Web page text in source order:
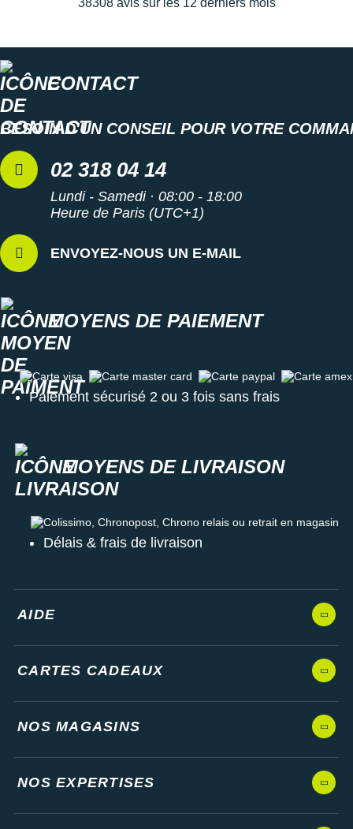
38308 avis sur les 12 derniers mois
CONTACT
BESOIN D'UN CONSEIL POUR VOTRE
02 318 04 14
Lundi - Samedi · 08:00 - 18:00
Heure de Paris (UTC+1)
ENVOYEZ-NOUS UN E-MAIL
MOYENS DE PAIEMENT
Carte visa Carte master card Carte paypal Carte amex
Paiement sécurisé 2 ou 3 fois sans frais
MOYENS DE LIVRAISON
Colissimo, Chronopost, Chrono relais ou retrait en magasin
Délais & frais de livraison
AIDE
CARTES CADEAUX
NOS MAGASINS
NOS EXPERTISES